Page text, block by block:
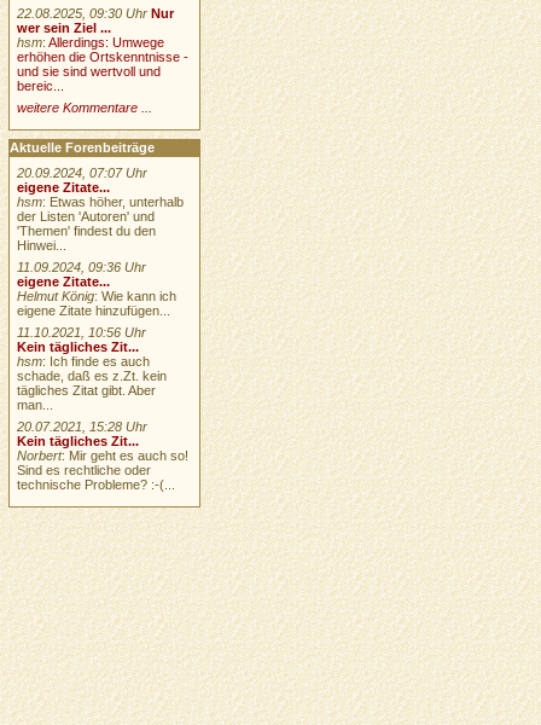
22.08.2025, 09:30 Uhr Nur
wer sein Ziel ...
hsm:Allerdings: Umwege
erhöhen die Ortskenntnisse -
und sie sind wertvoll und
bereic...
weitere Kommentare ...
Aktuelle Forenbeiträge
20.09.2024, 07:07 Uhr
eigene Zitate...
hsm: Etwas höher, unterhalb
der Listen 'Autoren' und
'Themen' findest du den
Hinwei...
11.09.2024, 09:36 Uhr
eigene Zitate...
Helmut König: Wie kann ich
eigene Zitate hinzufügen...
11.10.2021, 10:56 Uhr
Kein tägliches Zit...
hsm: Ich finde es auch
schade, daß es z.Zt. kein
tägliches Zitat gibt. Aber
man...
20.07.2021, 15:28 Uhr
Kein tägliches Zit...
Norbert: Mir geht es auch so!
Sind es rechtliche oder
technische Probleme? :-(...